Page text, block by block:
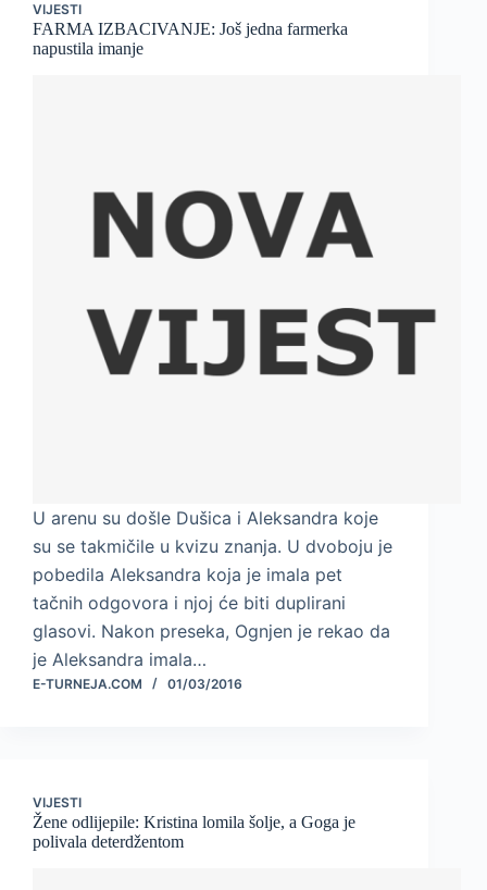
VIJESTI
FARMA IZBACIVANJE: Još jedna farmerka
napustila imanje
U arenu su došle Dušica i Aleksandra koje
su se takmičile u kvizu znanja. U dvoboju je
pobedila Aleksandra koja je imala pet
tačnih odgovora i njoj će biti duplirani
glasovi. Nakon preseka, Ognjen je rekao da
je Aleksandra imala…
E-TURNEJA.COM 01/03/2016
VIJESTI
Žene odlijepile: Kristina lomila šolje, a Goga je
polivala deterdžentom